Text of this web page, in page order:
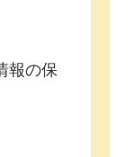
報の保